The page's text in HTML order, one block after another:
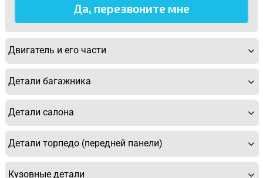
Двигатель и его части
Детали багажника
Детали салона
Детали торпедо (передней панели)
Кузовные детали